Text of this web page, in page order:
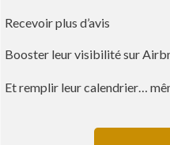
Recevoir plus d’avis
Booster leur visibilité sur
Et remplir leur calendrier…